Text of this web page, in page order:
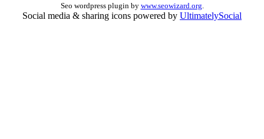
Seo wordpress plugin by www.seowizard.org
Social media & sharing icons powered by UltimatelySocial